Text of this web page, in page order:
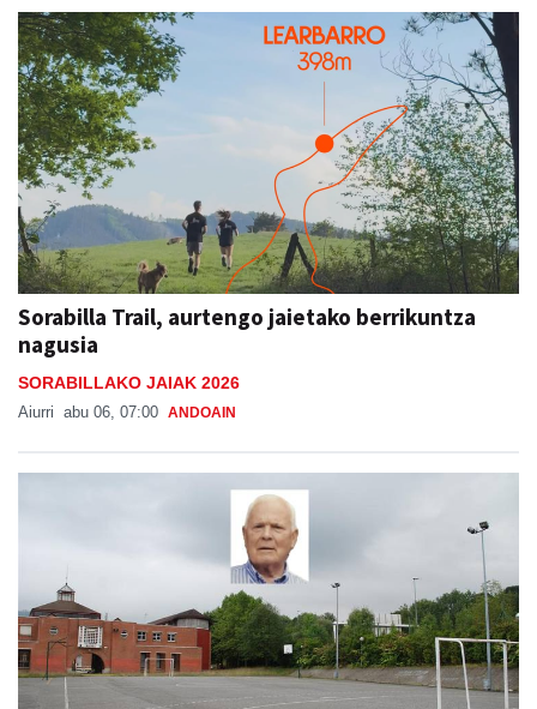
Sorabilla Trail, aurtengo jaietako berrikuntza
nagusia
SORABILLAKO JAIAK 2026
Aiurri abu 06, 07:00 ANDOAIN